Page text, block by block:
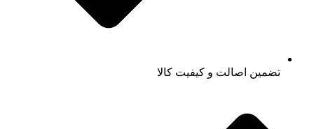
تضمین اصالت و کیفیت کالا